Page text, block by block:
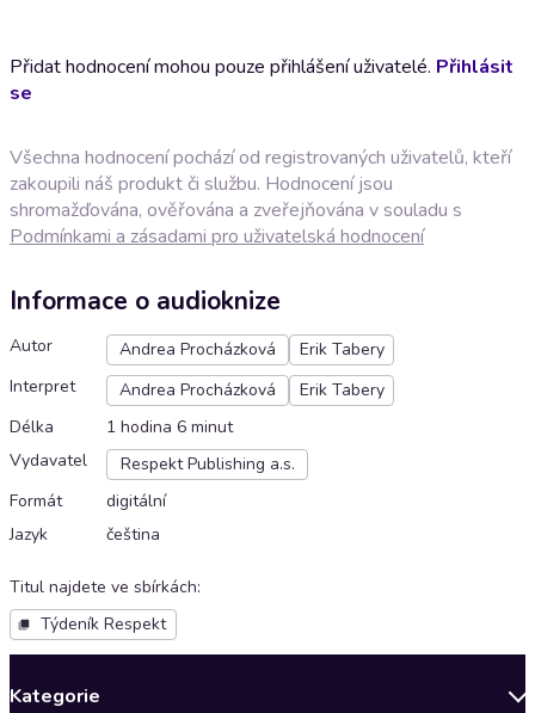
Přidat hodnocení mohou pouze přihlášení uživatelé. Přihlásit
se
Všechna hodnocení pochází od registrovaných uživatelů, kteří
zakoupili náš produkt či službu. Hodnocení jsou
shromažďována, ověřována a zveřejňována v souladu s
Podmínkami a zásadami pro uživatelská hodnocení
Informace o audioknize
Autor Andrea Procházková
Erik Tabery
Interpret
Andrea Procházková
Erik Tabery
Délka
1 hodina 6 minut
Vydavatel
Respekt Publishing a.s.
Formát
digitální
Jazyk
čeština
Titul najdete ve sbírkách:
Týdeník Respekt
Kategorie